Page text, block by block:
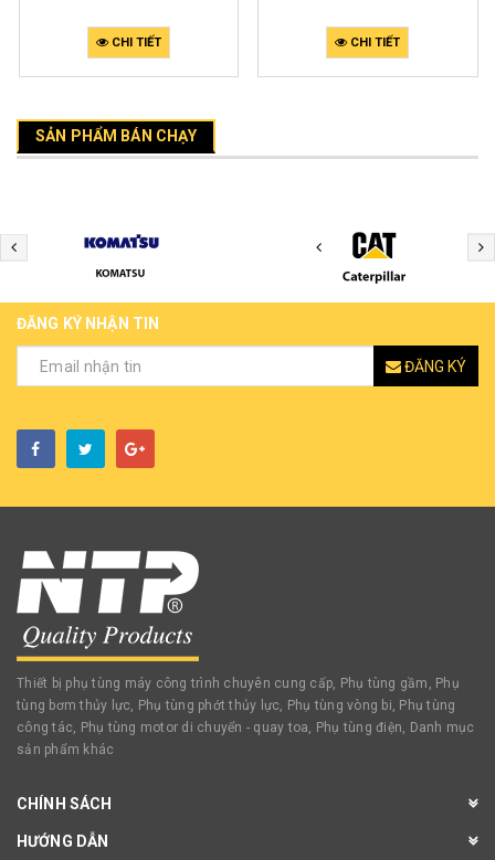
CHI TIẾT CHI TIẾT
SẢN PHẨM BÁN CHẠY
ĐĂNG KÝ NHẬN TIN
ĐĂNG KÝ
Thiết bị phụ tùng máy công trình chuyên cung cấp, Phụ tùng gầm, Phụ
tùng bơm thủy lực, Phụ tùng phớt thủy lực, Phụ tùng vòng bi, Phụ tùng
công tác, Phụ tùng motor di chuyển - quay toa, Phụ tùng điện, Danh mục
sản phẩm khác
CHÍNH SÁCH
HƯỚNG DẪN